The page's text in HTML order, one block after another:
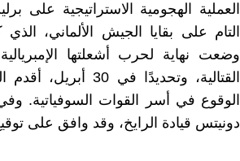
العملية الهجومية الاستراتيجية على
التام على بقايا الجيش الألماني،
وضعت نهاية لحرب أشعلتها الإمبريالية
القتالية، وتحديدًا
الوقوع في أسر القوات السوفياتية.
دونيتس قيادة الرايخ، وقد وافق على